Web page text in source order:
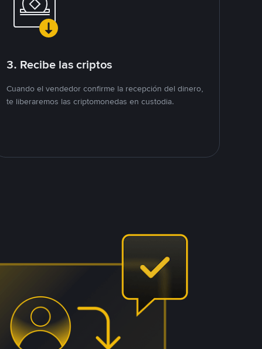
3. Recibe las criptos
Cuando el vendedor confirme la recepción del dinero,
te liberaremos las criptomonedas en custodia.